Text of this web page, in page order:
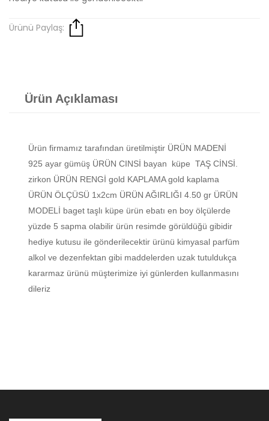
Ürünü Paylaş:
Ürün Açıklaması
Ürün firmamız tarafından üretilmiştir ÜRÜN MADENİ
925 ayar gümüş ÜRÜN CINSİ bayan küpe TAŞ CİNSİ.
zirkon ÜRÜN RENGİ gold KAPLAMA gold kaplama
ÜRÜN ÖLÇÜSÜ 1x2cm ÜRÜN AĞIRLIĞI 4.50 gr ÜRÜN
MODELİ baget taşlı küpe ürün ebatı en boy ölçülerde
yüzde 5 sapma olabilir ürün resimde görüldüğü gibidir
hediye kutusu ile gönderilecektir ürünü kimyasal parfüm
alkol ve dezenfektan gibi maddelerden uzak tutuldukça
kararmaz ürünü müşterimize iyi günlerden kullanmasını
dileriz